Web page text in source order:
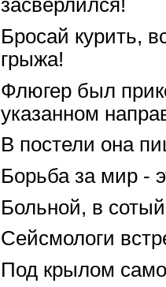
засверлился!
Бросай курить,
грыжа!
Флюгер был
указанном
В постели она
Борьба за мир -
Больной, в
Сейсмологи
Под крылом